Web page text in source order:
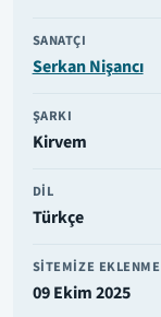
SANATÇI
Serkan Nişancı
ŞARKI
Kirvem
DIL
Türkçe
SITEMIZE EKLENME
09 Ekim 2025